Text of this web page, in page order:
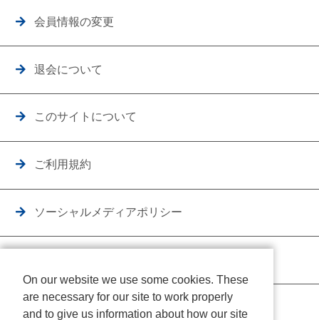
会員情報の変更
退会について
このサイトについて
ご利用規約
ソーシャルメディアポリシー
クッキーポリシー
On our website we use some cookies. These
are necessary for our site to work properly
and to give us information about how our site